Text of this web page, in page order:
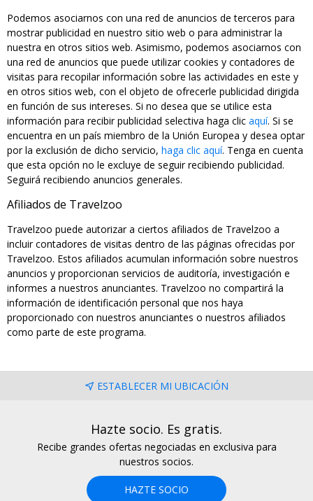
Podemos asociarnos con una red de anuncios de terceros para
mostrar publicidad en nuestro sitio web o para administrar la
nuestra en otros sitios web. Asimismo, podemos asociarnos con
una red de anuncios que puede utilizar cookies y contadores de
visitas para recopilar información sobre las actividades en este y
en otros sitios web, con el objeto de ofrecerle publicidad dirigida
en función de sus intereses. Si no desea que se utilice esta
información para recibir publicidad selectiva haga clic aquí. Si se
encuentra en un país miembro de la Unión Europea y desea optar
por la exclusión de dicho servicio, haga clic aquí. Tenga en cuenta
que esta opción no le excluye de seguir recibiendo publicidad.
Seguirá recibiendo anuncios generales.
Afiliados de Travelzoo
Travelzoo puede autorizar a ciertos afiliados de Travelzoo a
incluir contadores de visitas dentro de las páginas ofrecidas por
Travelzoo. Estos afiliados acumulan información sobre nuestros
anuncios y proporcionan servicios de auditoría, investigación e
informes a nuestros anunciantes. Travelzoo no compartirá la
información de identificación personal que nos haya
proporcionado con nuestros anunciantes o nuestros afiliados
como parte de este programa.
ESTABLECER MI UBICACIÓN
Hazte socio. Es gratis.
Recibe grandes ofertas negociadas en exclusiva para
nuestros socios.
HAZTE SOCIO